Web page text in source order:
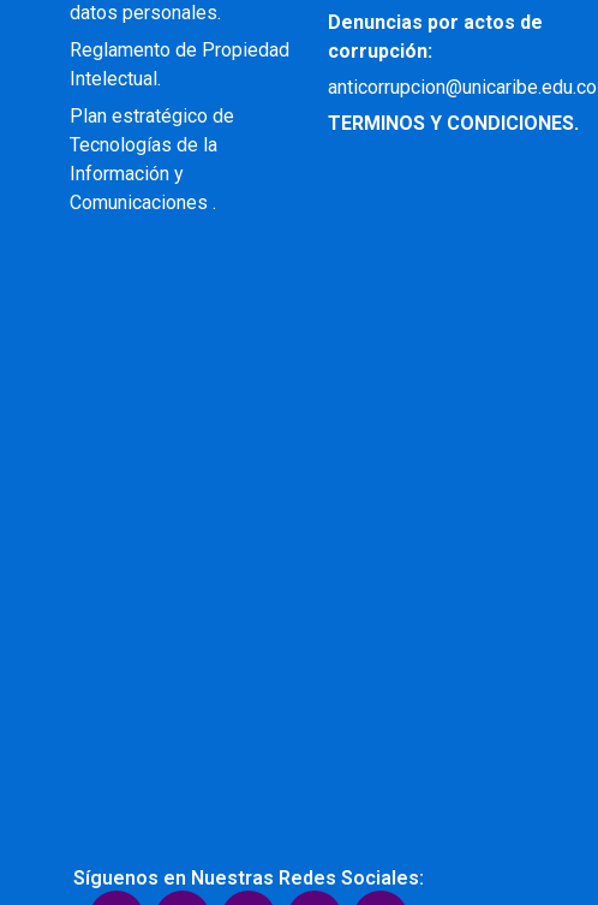
datos personales.
Reglamento de Propiedad
Intelectual .
Plan estratégico de
Tecnologías de la
Información y
Comunicaciones .
Denuncias por actos de
corrupción:
anticorrupcion@unicaribe.edu.co
TERMINOS Y CONDICIONES.
Síguenos en Nuestras Redes Sociales: